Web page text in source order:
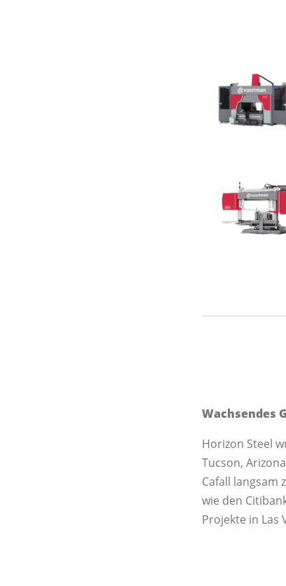
Wachsendes
Horizon Steel
Tucson,
Cafall langsam
wie den
Projekte in Las